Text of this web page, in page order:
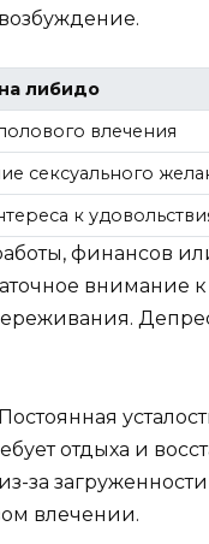
либидо
влечения
сексуального
к
финансов
внимание к
отдыха и
за
влечении.